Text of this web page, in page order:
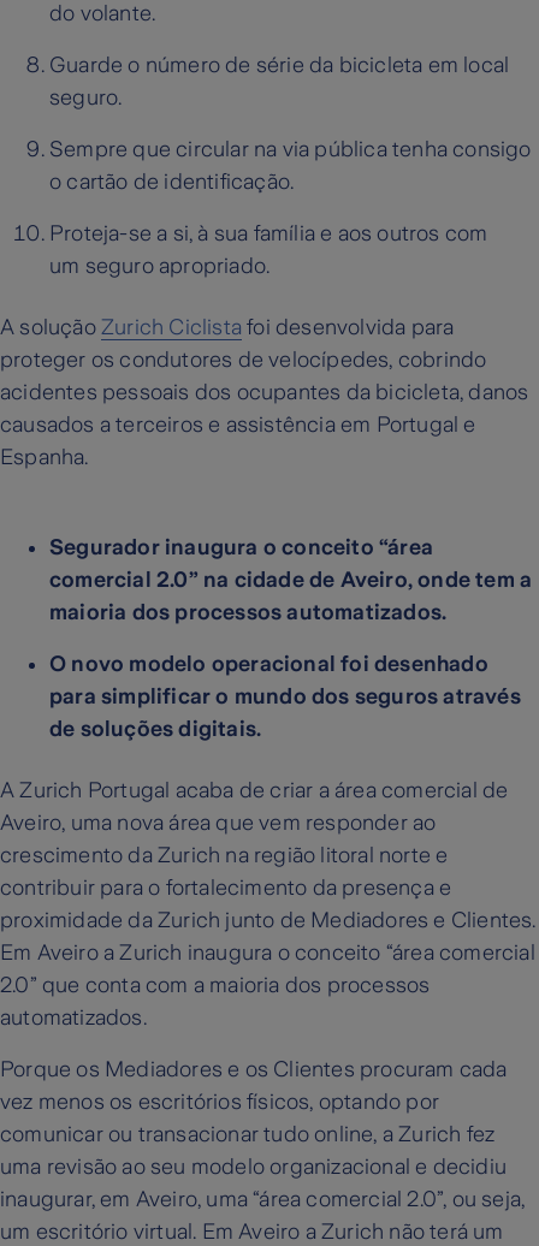
do volante.
Guarde o número de série da bicicleta em local
seguro.
Sempre que circular na via pública tenha consigo
o cartão de identificação.
Proteja-se a si, à sua família e aos outros com
um seguro apropriado.
A solução Zurich Ciclista foi desenvolvida para
proteger os condutores de velocípedes, cobrindo
acidentes pessoais dos ocupantes da bicicleta, danos
causados a terceiros e assistência em Portugal e
Espanha.
Segurador inaugura o conceito “área
comercial 2.0” na cidade de Aveiro, onde tem a
maioria dos processos automatizados.
O novo modelo operacional foi desenhado
para simplificar o mundo dos seguros através
de soluções digitais.
A Zurich Portugal acaba de criar a área comercial de
Aveiro, uma nova área que vem responder ao
crescimento da Zurich na região litoral norte e
contribuir para o fortalecimento da presença e
proximidade da Zurich junto de Mediadores e Clientes.
Em Aveiro a Zurich inaugura o conceito “área comercial
2.0” que conta com a maioria dos processos
automatizados.
Porque os Mediadores e os Clientes procuram cada
vez menos os escritórios físicos, optando por
comunicar ou transacionar tudo online, a Zurich fez
uma revisão ao seu modelo organizacional e decidiu
inaugurar, em Aveiro, uma “área comercial 2.0”, ou seja,
um escritório virtual. Em Aveiro a Zurich não terá um